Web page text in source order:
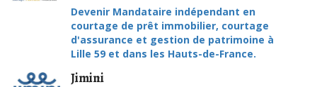
Devenir Mandataire indépendant en
courtage de prêt immobilier, courtage
d'assurance et gestion de patrimoine à
Lille 59 et dans les Hauts-de-France.
Jimini